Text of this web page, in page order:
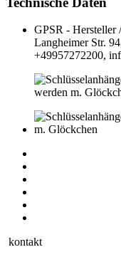
GPSR - Hersteller
Langheimer Str.
+49957272200,
kontakt